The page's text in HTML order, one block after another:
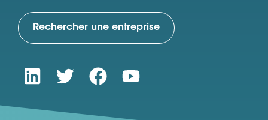
Rechercher une entreprise